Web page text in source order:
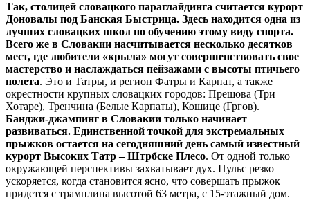
Так, столицей словацкого параглайдинга считается курорт
Доновалы под Банская Быстрица. Здесь находится одна из
лучших словацких школ по обучению этому виду спорта.
Всего же в Словакии насчитывается несколько десятков
мест, где любители «крыла» могут совершенствовать свое
мастерство и наслаждаться пейзажами с высоты птичьего
полета. Это и Татры, и регион Фатры и Карпат, а также
окрестности крупных словацких городов: Прешова (Три
Хотаре), Тренчина (Белые Карпаты), Кошице (Гргов).
Банджи-джампинг в Словакии только начинает
развиваться. Единственной точкой для экстремальных
прыжков остается на сегодняшний день самый известный
курорт Высоких Татр – Штрбске Плесо. От одной только
окружающей перспективы захватывает дух. Пульс резко
ускоряется, когда становится ясно, что совершать прыжок
придется с трамплина высотой 63 метра, с 15-этажный дом.